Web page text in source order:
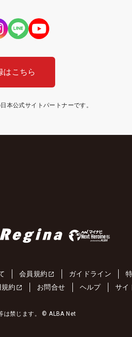
はこちら
本公式サイトパートナーです。
会員規約 ガイドライン
約 お問合せ ヘルプ サイ
は禁じます。 © ALBA Net